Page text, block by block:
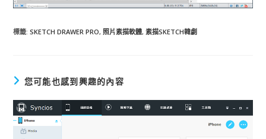
標籤:SKETCH DRAWER PRO, 照片素描軟體, 素描SKETCH韓劇
您可能也感到興趣的內容